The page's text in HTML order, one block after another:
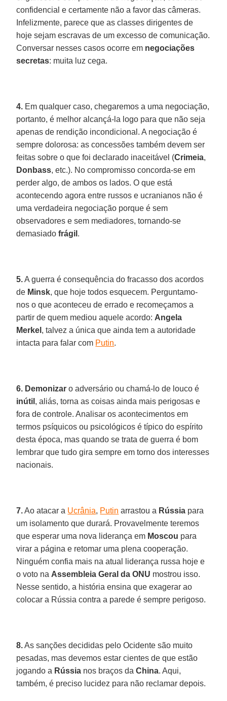
confidencial e certamente não a favor das câmeras.
Infelizmente, parece que as classes dirigentes de
hoje sejam escravas de um excesso de comunicação.
Conversar nesses casos ocorre em negociações
secretas: muita luz cega.
4. Em qualquer caso, chegaremos a uma negociação,
portanto, é melhor alcançá-la logo para que não seja
apenas de rendição incondicional. A negociação é
sempre dolorosa: as concessões também devem ser
feitas sobre o que foi declarado inaceitável (Crimeia,
Donbass, etc.). No compromisso concorda-se em
perder algo, de ambos os lados. O que está
acontecendo agora entre russos e ucranianos não é
uma verdadeira negociação porque é sem
observadores e sem mediadores, tornando-se
demasiadofrágil .
5.A guerra é consequência do fracasso dos acordos
de Minsk, que hoje todos esquecem. Perguntamo-
nos o que aconteceu de errado e recomeçamos a
partir de quem mediou aquele acordo: Angela
Merkel , talvez a única que ainda tem a autoridade
intacta para falar com Putin.
6. Demonizar o adversário ou chamá-lo de louco é
inútil , aliás, torna as coisas ainda mais perigosas e
fora de controle. Analisar os acontecimentos em
termos psíquicos ou psicológicos é típico do espírito
desta época, mas quando se trata de guerra é bom
lembrar que tudo gira sempre em torno dos interesses
nacionais.
7.Ao atacar a Ucrânia, Putin arrastou a Rússia para
um isolamento que durará. Provavelmente teremos
que esperar uma nova liderança em Moscou para
virar a página e retomar uma plena cooperação.
Ninguém confia mais na atual liderança russa hoje e
o voto na Assembleia Geral da ONU mostrou isso.
Nesse sentido, a história ensina que exagerar ao
colocar a Rússia contra a parede é sempre perigoso.
8.As sanções decididas pelo Ocidente são muito
pesadas, mas devemos estar cientes de que estão
jogando a Rússia nos braços daChina. Aqui,
também, é preciso lucidez para não reclamar depois.